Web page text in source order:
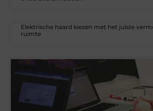
Elektrische haard kiezen met het juiste
ruimte